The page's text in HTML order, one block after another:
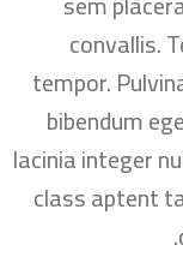
convallis.
tempor.
bibendum
lacinia integer
class aptent